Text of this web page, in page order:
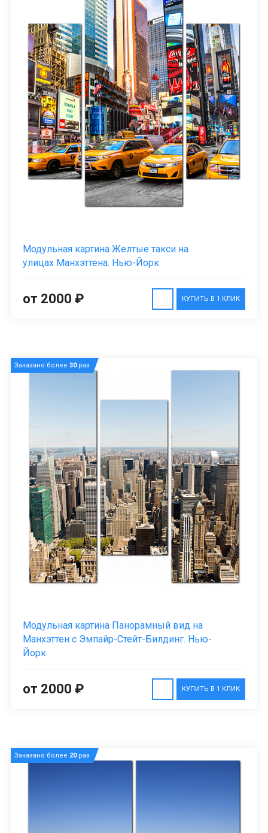
Модульная картина Желтые такси на
улицах Манхэттена. Нью-Йорк
КУПИТЬ В 1 КЛИК
от 2000 ₽
Заказано более 30раз
Модульная картина Панорамный вид на
Манхэттен с Эмпайр-Стейт-Билдинг. Нью-
Йорк
КУПИТЬ В 1 КЛИК
от 2000 ₽
Заказано более 20раз